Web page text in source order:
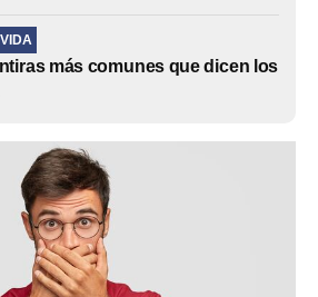
más comunes que dicen los